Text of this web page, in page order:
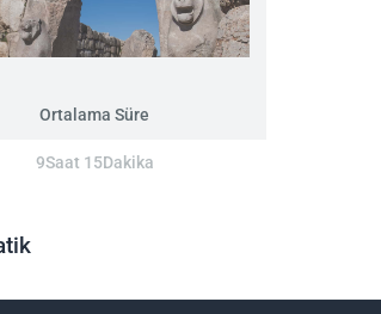
Ortalama Süre
9Saat 15Dakika